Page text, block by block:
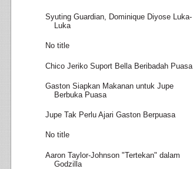
Syuting Guardian, Dominique Diyose Luka-
Luka
No title
Chico Jeriko Suport Bella Beribadah Puasa
Gaston Siapkan Makanan untuk Jupe
Berbuka Puasa
Jupe Tak Perlu Ajari Gaston Berpuasa
No title
Aaron Taylor-Johnson "Tertekan" dalam
Godzilla